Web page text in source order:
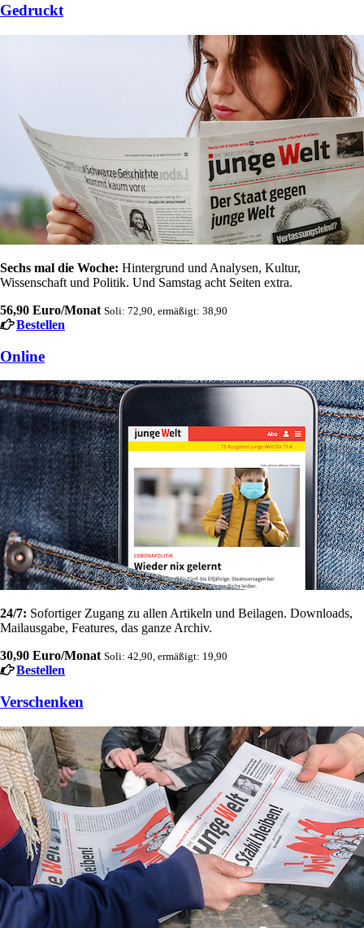
Gedruckt
Sechs mal die Woche: Hintergrund und Analysen, Kultur,
Wissenschaft und Politik. Und Samstag acht Seiten extra.
56,90 Euro/Monat Soli: 72,90, ermäßigt: 38,90
Bestellen
Online
24/7: Sofortiger Zugang zu allen Artikeln und Beilagen. Downloads,
Mailausgabe, Features, das ganze Archiv.
30,90 Euro/Monat Soli: 42,90, ermäßigt: 19,90
Bestellen
Verschenken